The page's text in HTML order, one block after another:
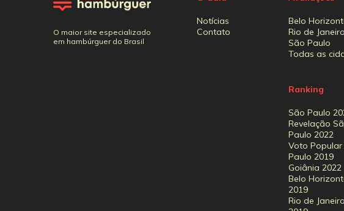
O maior site especializado
em hambúrguer do Brasil
Notícias
Contato
Belo
Rio de Janeiro
São Paulo
Todas as
Ranking
São Paulo
Revelação
Paulo 2022
Voto Popular
Paulo 2019
Goiânia 2022
Belo
2019
Rio de Janeiro